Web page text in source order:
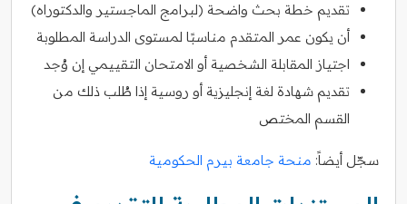
تقديم خطة بحث واضحة (لبرامج الماجستير والدكتوراه)
أن يكون عمر المتقدم مناسبًا لمستوى الدراسة المطلوبة
اجتياز المقابلة الشخصية أو الامتحان التقييمي إن وُجد
تقديم شهادة لغة إنجليزية أو روسية إذا طُلب ذلك من
القسم المختص
سجّل أيضاً: منحة جامعة بيرم الحكومية